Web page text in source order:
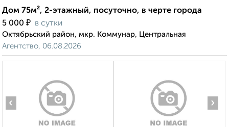
Дом 75м², 2-этажный, посуточно, в черте города
5 000 ₽ в сутки
Октябрьский район, мкр. Коммунар, Центральная
Агентство, 06.08.2026
‹ ›